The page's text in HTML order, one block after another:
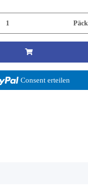
Consent erteilen